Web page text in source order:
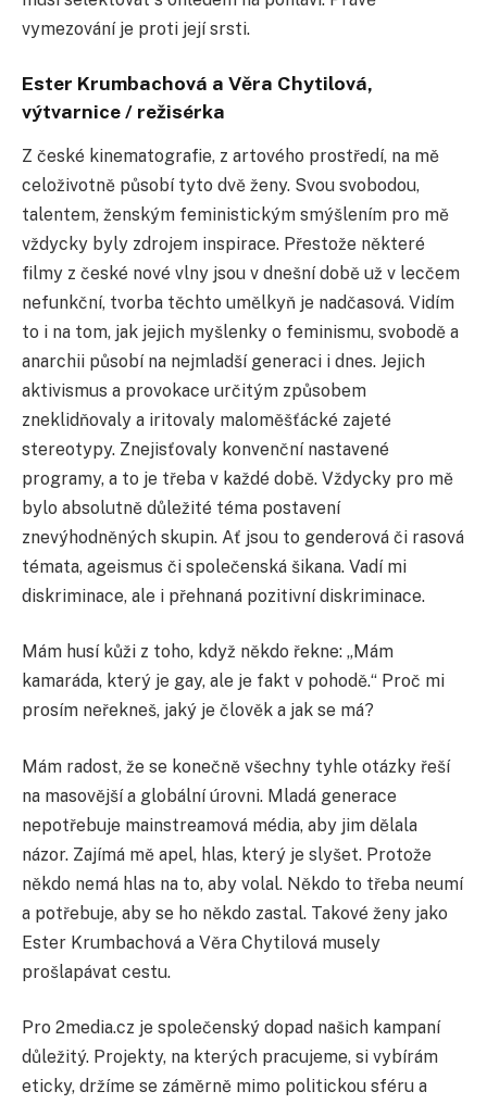
vymezování je proti její srsti.
Ester Krumbachová a Věra Chytilová,
výtvarnice / režisérka
Z české kinematografie, z artového prostředí, na mě
celoživotně působí tyto dvě ženy. Svou svobodou,
talentem, ženským feministickým smýšlením pro mě
vždycky byly zdrojem inspirace. Přestože některé
filmy z české nové vlny jsou v dnešní době už v lecčem
nefunkční, tvorba těchto umělkyň je nadčasová. Vidím
to i na tom, jak jejich myšlenky o feminismu, svobodě a
anarchii působí na nejmladší generaci i dnes. Jejich
aktivismus a provokace určitým způsobem
zneklidňovaly a iritovaly maloměšťácké zajeté
stereotypy. Znejisťovaly konvenční nastavené
programy, a to je třeba v každé době. Vždycky pro mě
bylo absolutně důležité téma postavení
znevýhodněných skupin. Ať jsou to genderová či rasová
témata, ageismus či společenská šikana. Vadí mi
diskriminace, ale i přehnaná pozitivní diskriminace.
Mám husí kůži z toho, když někdo řekne: „Mám
kamaráda, který je gay, ale je fakt v pohodě.“ Proč mi
prosím neřekneš, jaký je člověk a jak se má?
Mám radost, že se konečně všechny tyhle otázky řeší
na masovější a globální úrovni. Mladá generace
nepotřebuje mainstreamová média, aby jim dělala
názor. Zajímá mě apel, hlas, který je slyšet. Protože
někdo nemá hlas na to, aby volal. Někdo to třeba neumí
a potřebuje, aby se ho někdo zastal. Takové ženy jako
Ester Krumbachová a Věra Chytilová musely
prošlapávat cestu.
Pro 2media.cz je společenský dopad našich kampaní
důležitý. Projekty, na kterých pracujeme, si vybírám
eticky, držíme se záměrně mimo politickou sféru a